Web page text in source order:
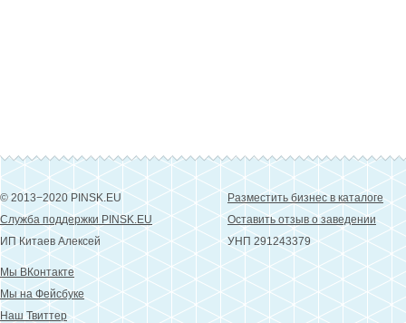
© 2013−2020 PINSK.EU
Служба поддержки PINSK.EU
ИП Китаев Алексей
Разместить бизнес в каталоге
Оставить отзыв о заведении
УНП 291243379
Мы ВКонтакте
Мы на Фейсбуке
Наш Твиттер